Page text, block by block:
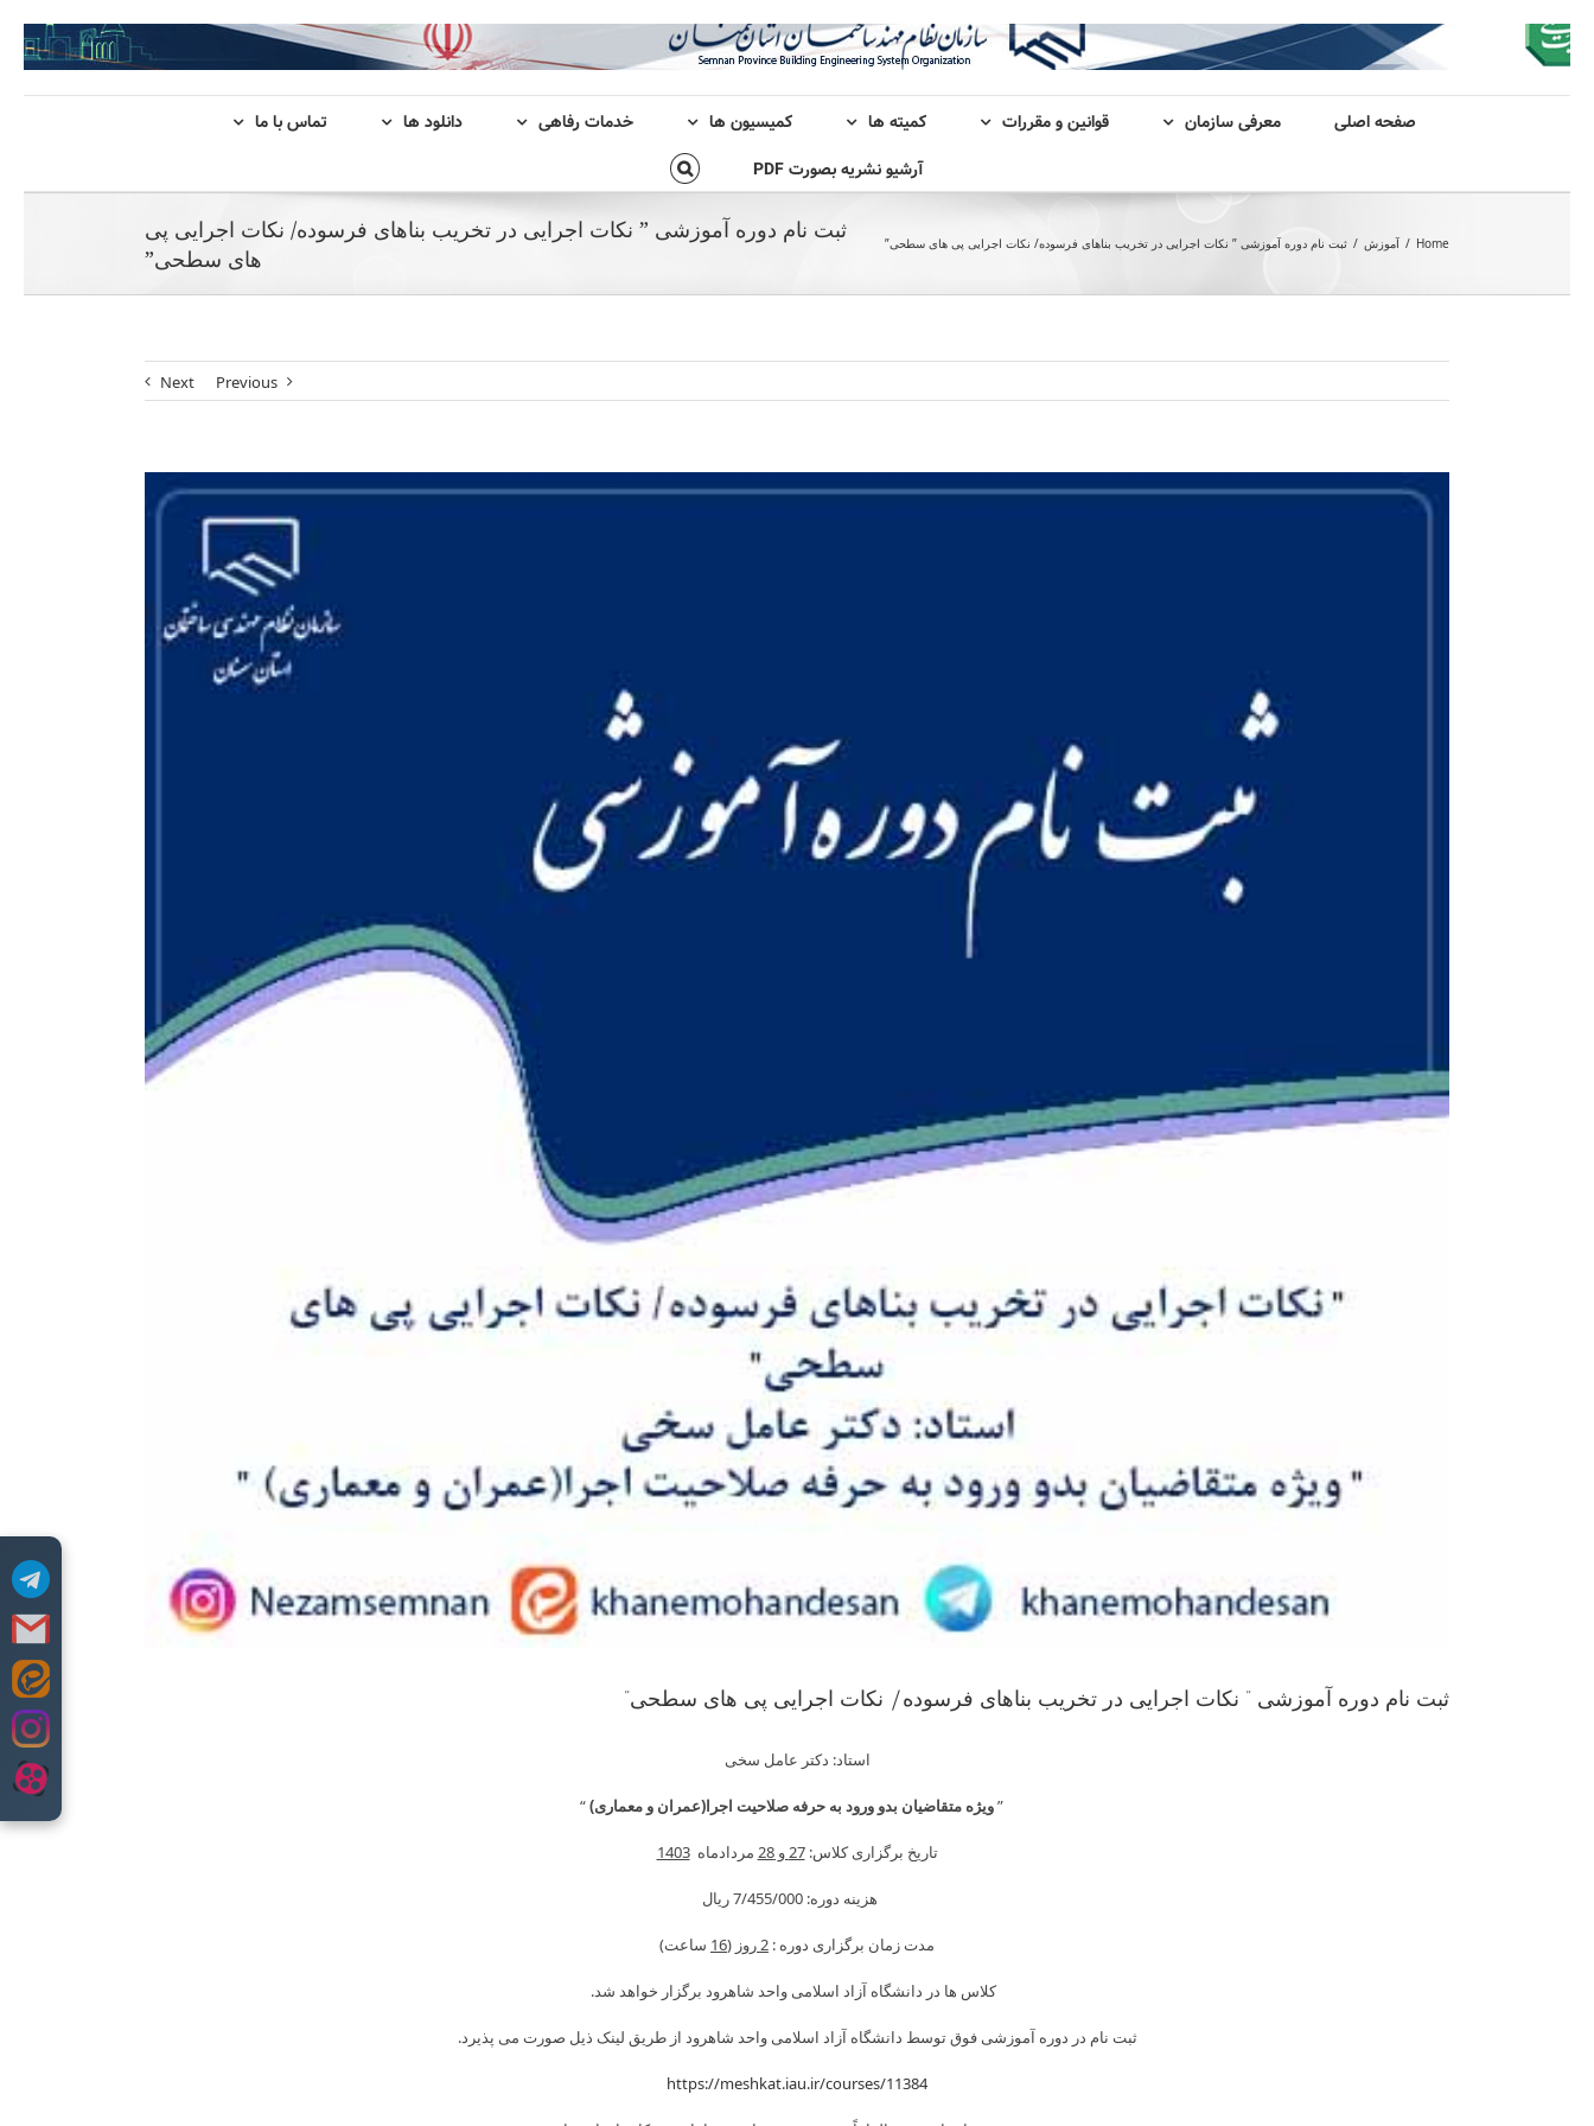
Skip
to
صفحه اصلی معرفی سازمان قوانین و مقررات کمیته ها کمیسیون ها خدمات رفاهی دانلود ها
تماس با ما
آرشیو نشریه بصورت PDF
ثبت نام دوره آموزشی ” نکات اجرایی در تخریب بناهای فرسوده/ نکات اجرایی پی
های سطحی”
Home
/ آموزش / ثبت نام دوره آموزشی ” نکات اجرایی در تخریب بناهای فرسوده/ نکات اجرایی پی های سطحی”
Previous
Next
Larger
ثبت نام دوره آموزشی ” نکات اجرایی در تخریب بناهای فرسوده/ نکات اجرایی پی های سطحی”
استاد: دکتر عامل سخی
”ویژه متقاضیان بدو ورود به حرفه صلاحیت اجرا(عمران و معماری)“
تاریخ برگزاری کلاس:27 و 28 مردادماه1403
هزینه دوره: 7/455/000 ريال
مدت زمان برگزاری دوره : 2روز (16 ساعت)
کلاس ها در دانشگاه آزاد اسلامی واحد شاهرود برگزار خواهد شد.
ثبت نام در دوره آموزشی فوق توسط دانشگاه آزاد اسلامی واحد شاهرود از طریق لینک ذیل صورت می پذیرد.
https://meshkat.iau.ir/courses/11384